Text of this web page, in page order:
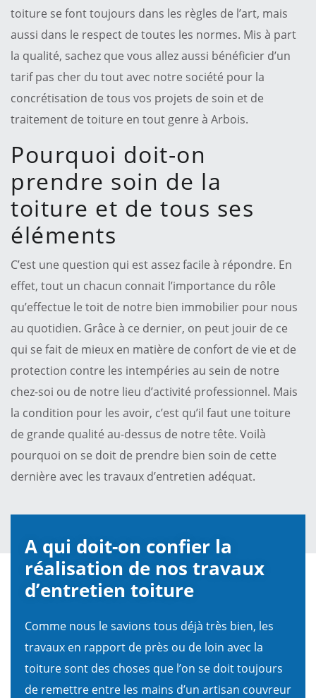
toiture se font toujours dans les règles de l’art, mais
aussi dans le respect de toutes les normes. Mis à part
la qualité, sachez que vous allez aussi bénéficier d’un
tarif pas cher du tout avec notre société pour la
concrétisation de tous vos projets de soin et de
traitement de toiture en tout genre à Arbois.
Pourquoi doit-on
prendre soin de la
toiture et de tous ses
éléments
C’est une question qui est assez facile à répondre. En
effet, tout un chacun connait l’importance du rôle
qu’effectue le toit de notre bien immobilier pour nous
au quotidien. Grâce à ce dernier, on peut jouir de ce
qui se fait de mieux en matière de confort de vie et de
protection contre les intempéries au sein de notre
chez-soi ou de notre lieu d’activité professionnel. Mais
la condition pour les avoir, c’est qu’il faut une toiture
de grande qualité au-dessus de notre tête. Voilà
pourquoi on se doit de prendre bien soin de cette
dernière avec les travaux d’entretien adéquat.
A qui doit-on confier la
réalisation de nos travaux
d’entretien toiture
Comme nous le savions tous déjà très bien, les
travaux en rapport de près ou de loin avec la
toiture sont des choses que l’on se doit toujours
de remettre entre les mains d’un artisan couvreur